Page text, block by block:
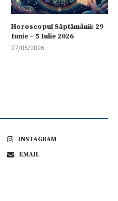
Horoscopul Săptămânii: 29
Iunie – 5 Iulie 2026
27/06/2026
INSTAGRAM
EMAIL